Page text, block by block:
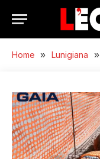
Home » Lunigiana »